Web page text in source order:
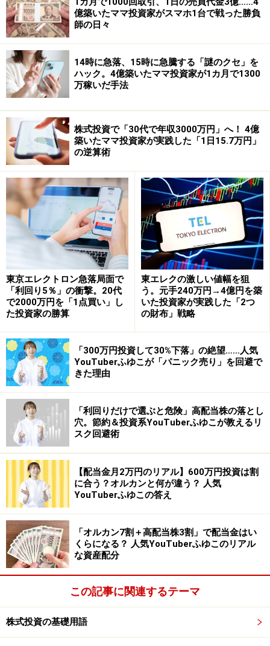
意外と知られていないのが、紙幣を発行している、あの
日本銀行が上場しているということです。
「日銀は株式会社じゃないから、株を発行していないん
じゃないの？」と思う人もいることでしょう。そうなん
です。日銀は株式会社ではなく認可法人なので、株は発
行していません。でも、出資証券を株にみなして
ダック市場に上場しているのです。
ちなみに、2005年10月21日の終値は8万6,000円。売買単
位は100株となっています。
1,000万円弱の資金を投じれば誰でも買えることになりま
すが、「日銀ならつぶれないから」と安心するのはちょ
っと早計。株式会社ではないので、株主総会もありませ
んし、配当にも制限があります。
意外な株が買えたり買えなかったりするのが株式市場。
「ここは伸びそう」と思う企業があったら、まずは上場
しているかどうかを調べることから始めましょう。
【関連リンク】
投資家デビューの前に知っておこう【vol.1】株って
いくらから買えるの？（All About オンライントレー
ド）
投資家デビューの前に知っておこう【vol.2】株は24
時間いつでも買えるの？（All About オンライントレ
ード）
※記事内容は執筆時点のものです。最新の内容をご確認くださ
い。
本記事の内容は一般的な情報提供を目的としており、特定の金融
商品や投資行動を推奨するものではありません。
行ってください。
億築いたママ投資家がスマホ1台で戦った勝負
師の日々
14時に急落、15時に急騰する「謎のクセ」を
ハック。4億築いたママ投資家が1カ月で1300
万稼いだ手法
株式投資で「30代で年収3000万円」へ！ 4億
築いたママ投資家が実践した「1日15.7万円」
の逆算術
東京エレクトロン急落局面で
「利回り5％」の衝撃。20代
で2000万円を「1点買い」し
た投資家の勝算
東エレクの激しい値幅を狙
う。元手240万円→4億円を築
いた投資家が実践した「2つ
の財布」戦略
「300万円投資して30%下落」の絶望……人気
YouTuberふゆこが「パニック売り」を回避で
きた理由
「利回りだけで選ぶと危険」高配当株の落とし
穴。節約＆投資系YouTuberふゆこが教えるリ
スク回避術
【配当金月2万円のリアル】600万円投資は割
に合う？オルカンと何が違う？ 人気
YouTuberふゆこの答え
「オルカン7割＋高配当株3割」で配当金はい
くらになる？ 人気YouTuberふゆこのリアル
な資産配分
この記事に関連するテーマ
株式投資の基礎用語